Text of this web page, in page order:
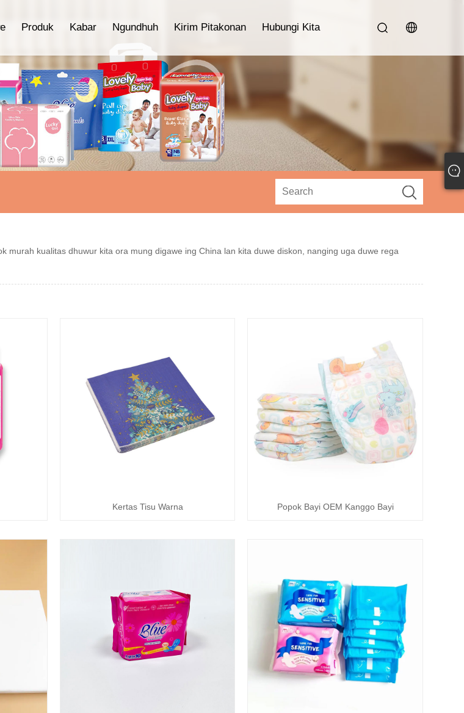
Produk Kabar Ngundhuh Kirim Pitakonan Hubungi Kita
kualitas dhuwur kita ora mung digawe ing China lan kita duwe diskon, nanging uga duwe rega
Kertas Tisu Warna Popok Bayi OEM Kanggo Bayi